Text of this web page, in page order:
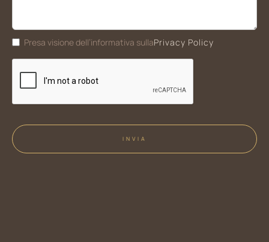
Presa visione dell’informativa sullaPrivacy Policy